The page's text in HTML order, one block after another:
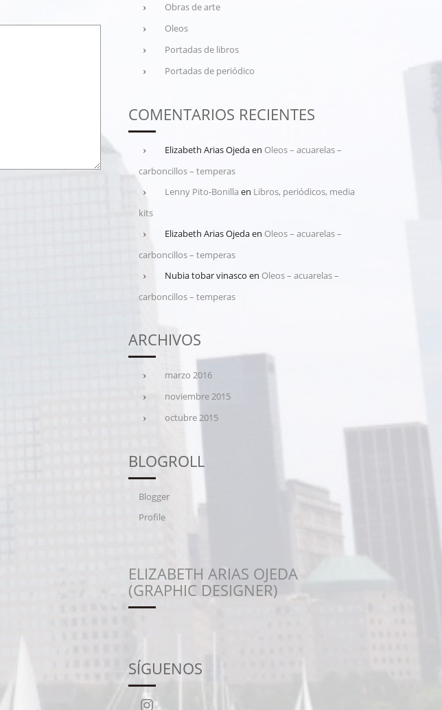
Obras de arte
Oleos
Portadas de libros
Portadas de periódico
COMENTARIOS RECIENTES
Elizabeth Arias Ojedaen Oleos – acuarelas –
carboncillos – temperas
Lenny Pito-Bonilla en Libros, periódicos, media
kits
Elizabeth Arias Ojedaen Oleos – acuarelas –
carboncillos – temperas
Nubia tobar vinasco en Oleos – acuarelas –
carboncillos – temperas
ARCHIVOS
marzo 2016
noviembre 2015
octubre 2015
BLOGROLL
Blogger
Profile
ELIZABETH ARIAS OJEDA
(GRAPHIC DESIGNER)
SÍGUENOS
Instagram